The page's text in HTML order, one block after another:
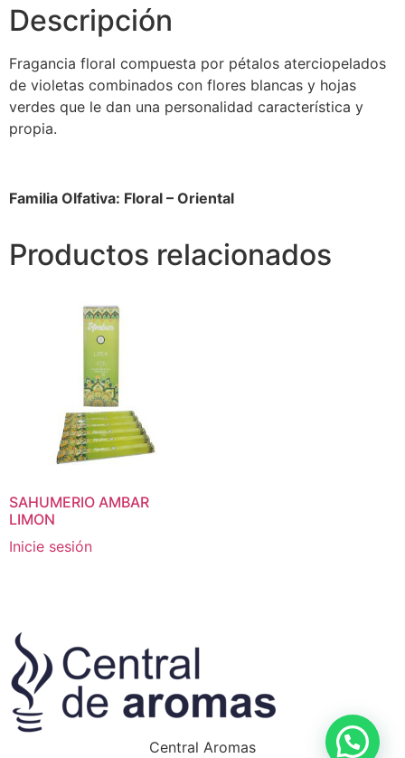
Descripción
Fragancia floral compuesta por pétalos aterciopelados
de violetas combinados con flores blancas y hojas
verdes que le dan una personalidad característica y
propia.
Familia Olfativa: Floral – Oriental
Productos relacionados
SAHUMERIO AMBAR
LIMON
Inicie sesión
Central Aromas